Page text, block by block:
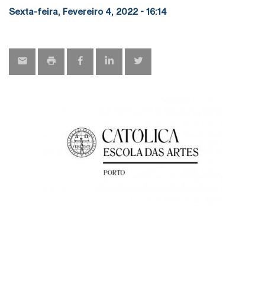
Sexta-feira, Fevereiro 4, 2022 - 16:14